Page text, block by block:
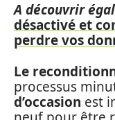
A découvrir
désactivé et
perdre vos
Le
processus
d’occasion est